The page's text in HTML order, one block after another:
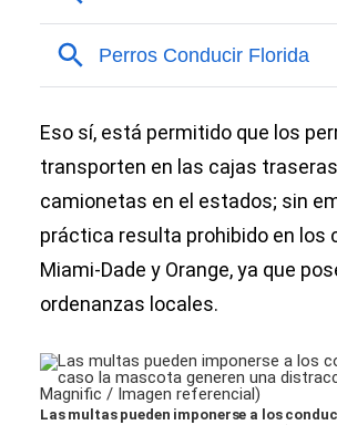
Eso sí, está permitido que los
transporten en las cajas
camionetas en el estados; sin
práctica resulta prohibido en los
Miami-Dade y Orange, ya que
ordenanzas locales.
Las multas pueden imponerse a los